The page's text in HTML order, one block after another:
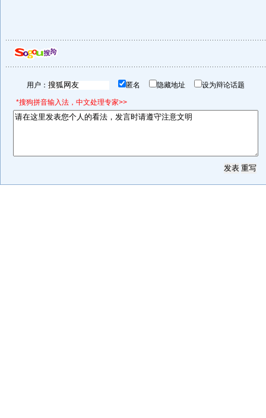
用户： 匿名 隐藏地址 设为辩论话题
*搜狗拼音输入法，中文处理专家>>